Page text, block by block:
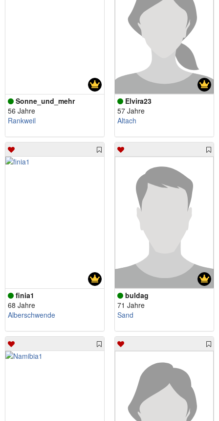
Sonne_und_mehr
56 Jahre
Rankweil
Elvira23
57 Jahre
Altach
finia1
68 Jahre
Alberschwende
buldag
71 Jahre
Sand